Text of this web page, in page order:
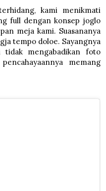
kami menikmati
full dengan konsep joglo
meja kami. Suasananya
tempo doloe. Sayangnya
mengabadikan foto
memang